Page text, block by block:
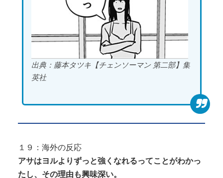
出典：藤本タツキ【チェンソーマン 第二部】集
英社
１９：海外の反応
アサはヨルよりずっと強くなれるってことがわかっ
たし、その理由も興味深い。